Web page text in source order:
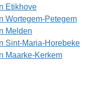
Etikhove
Wortegem-Petegem
Melden
Sint-Maria-Horebeke
Maarke-Kerkem